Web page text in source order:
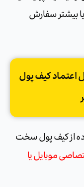
بیشتر سفارش
اعتماد کیف پول
از کیف پول سخت
موبایل یا